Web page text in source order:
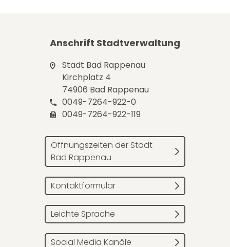
Anschrift Stadtverwaltung
Stadt Bad Rappenau
Kirchplatz 4
74906 Bad Rappenau
0049-7264-922-0
0049-7264-922-119
Öffnungszeiten der Stadt
Bad Rappenau
Kontaktformular
Leichte Sprache
Social Media Kanäle